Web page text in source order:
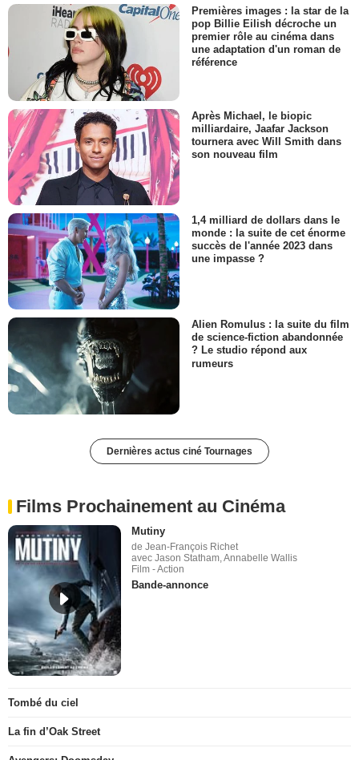
Premières images : la star de la
pop Billie Eilish décroche un
premier rôle au cinéma dans
une adaptation d'un roman de
référence
Après Michael, le biopic
milliardaire, Jaafar Jackson
tournera avec Will Smith dans
son nouveau film
1,4 milliard de dollars dans le
monde : la suite de cet énorme
succès de l'année 2023 dans
une impasse ?
Alien Romulus : la suite du film
de science-fiction abandonnée
? Le studio répond aux
rumeurs
Dernières actus ciné Tournages
Films Prochainement au Cinéma
Mutiny
de Jean-François Richet
avec Jason Statham, Annabelle Wallis
Film - Action
Bande-annonce
Tombé du ciel
La fin d’Oak Street